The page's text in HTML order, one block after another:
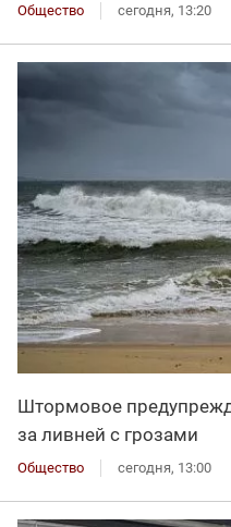
Общество сегодня, 13:20
Штормовое
за ливней с грозами
Общество сегодня, 13:00